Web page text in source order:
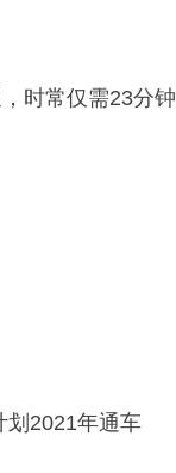
时常仅需23分钟
划2021年通车